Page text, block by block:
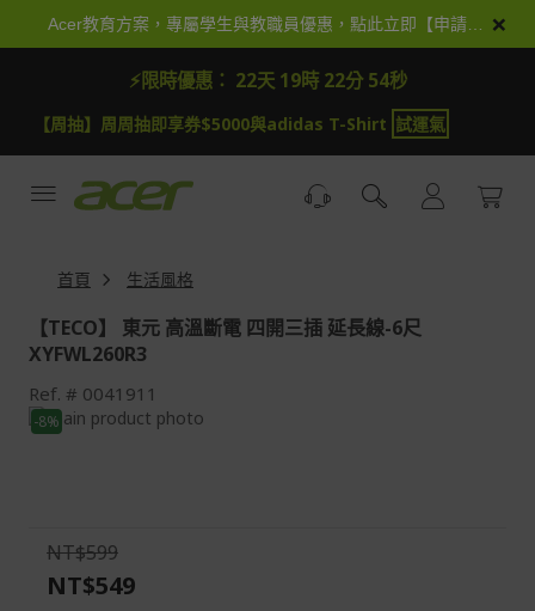
×
⚡限時優惠： 22天 19時 22分 53秒
【周抽】周周抽即享券$5000與adidas T-Shirt 試運氣
首頁 生活風格
【TECO】 東元 高溫斷電 四開三插 延長線-6尺
XYFWL260R3
Ref. 0041911
Skip
to
images
gallery
-8%
Skip
the
images
NT$599
NT$549